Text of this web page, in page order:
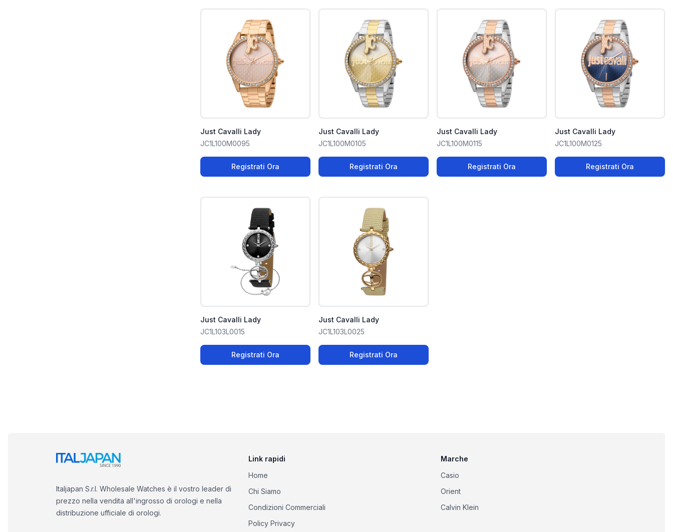
Just Cavalli Lady
JC1L100M0095
Registrati Ora
Just Cavalli Lady
JC1L100M0105
Registrati Ora
Just Cavalli Lady
JC1L100M0115
Registrati Ora
Just Cavalli Lady
JC1L100M0125
Registrati Ora
Just Cavalli Lady
JC1L103L0015
Registrati Ora
Just Cavalli Lady
JC1L103L0025
Registrati Ora
Italjapan S.r.l. Wholesale Watches è il vostro leader di
prezzo nella vendita all'ingrosso di orologi e nella
distribuzione ufficiale di orologi.
Link rapidi
Home
Chi Siamo
Condizioni Commerciali
Policy Privacy
Marche
Casio
Orient
Calvin Klein